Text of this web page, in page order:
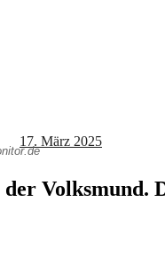
17. März 2025
Volksmund.